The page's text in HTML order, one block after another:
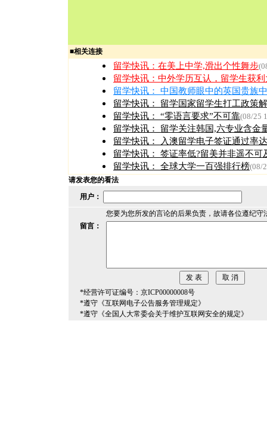
■相关连接
留学快讯： 在美上中学,滑出个性舞步
留学快讯： 中外学历互认，留学生获利
留学快讯： 中国教师眼中的英国贵族
留学快讯：
留学国家留学生打工政策
留学快讯： “零语言要求”不可靠(08/25
留学快讯：
留学关注韩国,六专业含金
留学快讯：
入澳留学电子签证通过率
留学快讯： 签证率低?留美并非遥不可
留学快讯： 全球大学一百强排行榜(08/
请发表您的看法
用户：
您要为您所发的言论的后果负责，故请各位遵纪守
留言：
*经营许可证编号：京ICP00000008号
*遵守《互联网电子公告服务管理规定》
*遵守《全国人大常委会关于维护互联网安全的规定》